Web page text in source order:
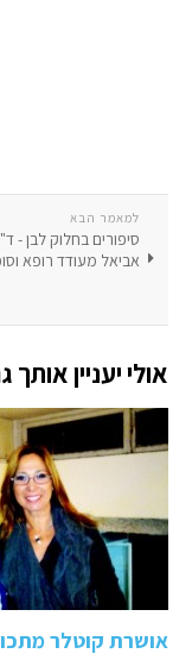
למאמר הבא
סיפורים בחלוק לבן -
אביאל מעודד רופא
אולי יעניין אותך
אושרת קוטלר